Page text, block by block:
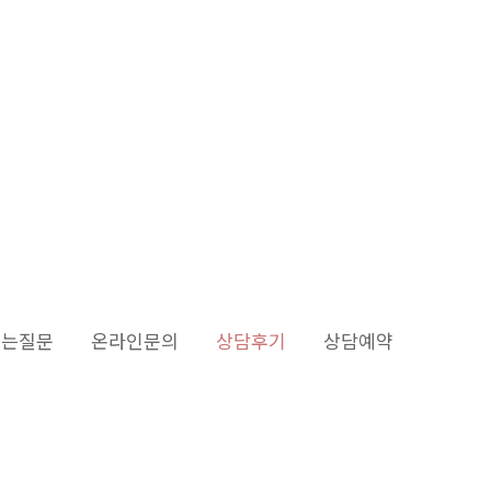
질문 온라인문의 상담후기 상담예약